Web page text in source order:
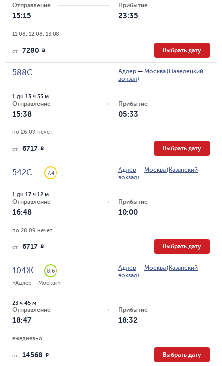
Отправление
15:15
Прибытие
23:35
11.08, 12.08, 13.08
от 7280 R Выбрать дату
588С Адлер — Москва (Павелецкий
вокзал)
Отправление
15:38
1 дн 13 ч 55 м
Прибытие
05:33
по 26.09 нечет
от 6717 R Выбрать дату
542С 7.4 Адлер — Москва (Казанский
вокзал)
Отправление
16:48
1 дн 17 ч 12 м
Прибытие
10:00
по 28.09 нечет
от 6717 R Выбрать дату
104Ж
8.6
«Адлер – Москва»
Адлер — Москва (Казанский
вокзал)
Отправление
18:47
23 ч 45 м
Прибытие
18:32
ежедневно
от 14568 R Выбрать дату